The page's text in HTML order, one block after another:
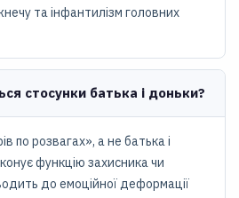
та інфантилізм головних
стосунки батька і доньки?
по розвагах», а не батька і
функцію захисника чи
до емоційної деформації